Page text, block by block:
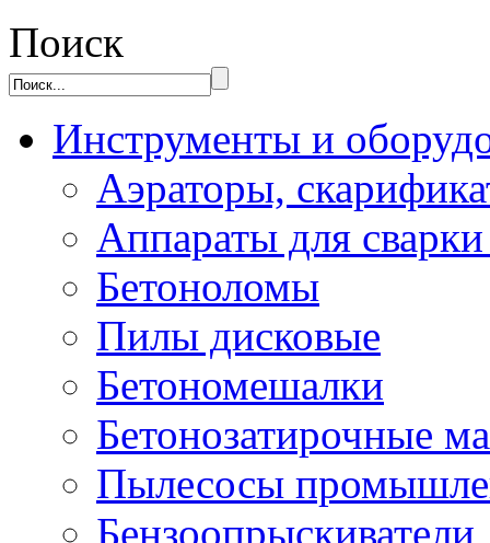
Поиск
Инструменты и
Аэраторы,
Аппараты для
Бетоноломы
Пилы дисковые
Бетономешалки
Бетонозатирочные
Пылесосы
Бензоопрыскиватели